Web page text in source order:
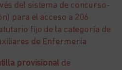
del sistema de concurso-
para el acceso a 206
fijo de la categoría de
de Enfermería
provisionalde